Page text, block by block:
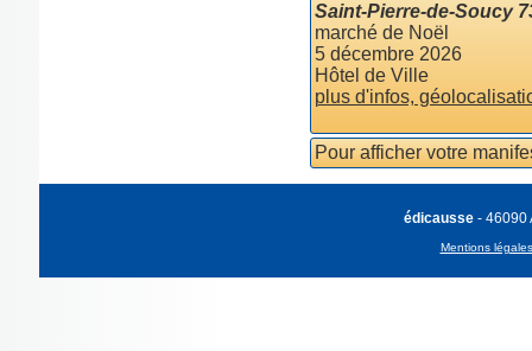
Saint-Pierre-de-Soucy
marché de Noël
5 décembre 2026
Hôtel de Ville
plus d'infos,
Pour afficher votre
édicausse - 46090
Mentions légales